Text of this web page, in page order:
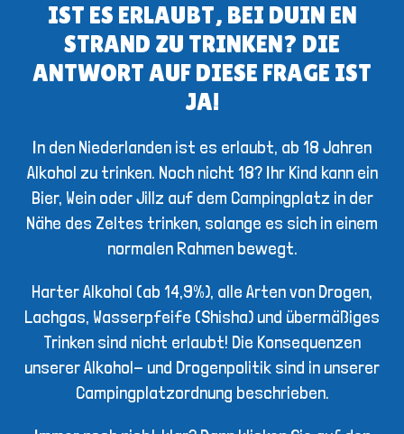
IST ES ERLAUBT, BEI DUIN EN
STRAND ZU TRINKEN? DIE
ANTWORT AUF DIESE FRAGE IST
JA!
In den Niederlanden ist es erlaubt, ab 18 Jahren
Alkohol zu trinken. Noch nicht 18? Ihr Kind kann ein
Bier, Wein oder Jillz auf dem Campingplatz in der
Nähe des Zeltes trinken, solange es sich in einem
normalen Rahmen bewegt.
Harter Alkohol (ab 14,9%), alle Arten von Drogen,
Lachgas, Wasserpfeife (Shisha) und übermäßiges
Trinken sind nicht erlaubt! Die Konsequenzen
unserer Alkohol- und Drogenpolitik sind in unserer
Campingplatzordnung beschrieben.